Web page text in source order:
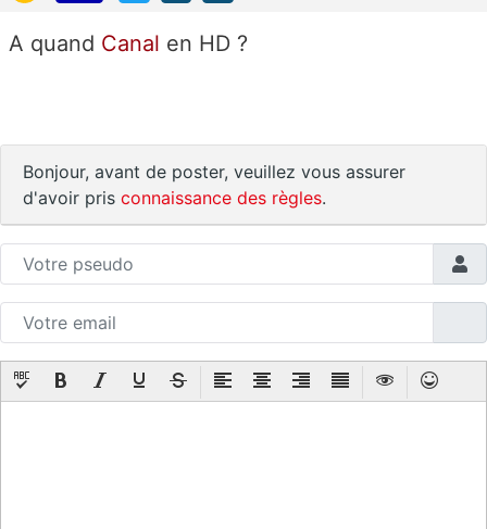
A quand Canal en HD ?
Bonjour, avant de poster, veuillez vous assurer
d'avoir pris connaissance des règles.